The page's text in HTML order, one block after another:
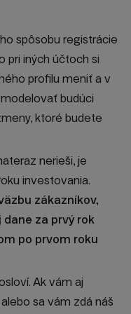
spôsobu registrácie
pri iných účtoch si
profilu meniť a v
budúci
ktoré budete
nerieši, je
investovania.
zákazníkov,
dane za prvý rok
po prvom roku
Ak vám aj
sa vám zdá náš